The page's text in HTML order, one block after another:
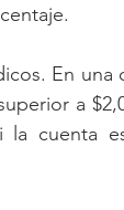
En una
a
cuenta